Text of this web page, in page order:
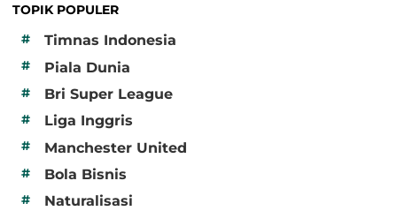
TOPIK POPULER
#
Timnas Indonesia
# Piala Dunia
# Bri Super League
# Liga Inggris
# Manchester United
# Bola Bisnis
# Naturalisasi